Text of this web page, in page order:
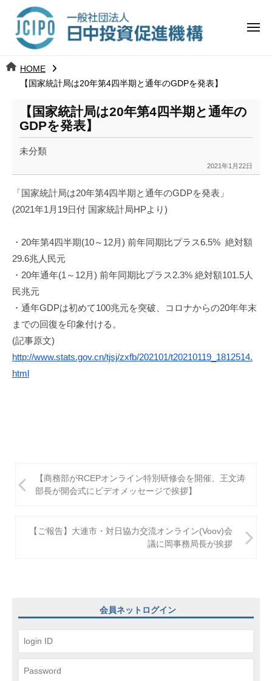
ツ 日
中
投
資
促
進
機
構
j
メ
HOME
【国家統計局は20年第4四半期と通年のGDPを発表】
【国家統計局は20年第4四半期と通年の
GDPを発表】
未分類
2021年1月22日
k
a
a
u
「国家統計局は20年第4四半期と通年のGDPを発表」
(2021年1月19日付 国家統計局HPより)
・20年第4四半期(10～12月) 前年同期比プラス6.5% 絶対額
29.6兆人民元
・20年通年(1～12月) 前年同期比プラス2.3% 絶対額101.5人
民兆元
・通年GDPは初めて100兆元を突破、
コロナからの20年年末
までの回復を印象付ける。
(記事原文)
http://www.stats.gov.cn/tjsj/zxfb/202101/t20210119_1812514.
html
稿
ョ
ン
【商務部がRCEPオンライン特別研修会を開催、王文涛
部長が開会式にビデオメッセージで挨拶】
【ご報告】大連市・対日協力交流オンライン(Voov)会
議に岡事務局長が挨拶
会員ネットログイン
日
中
資
進
機